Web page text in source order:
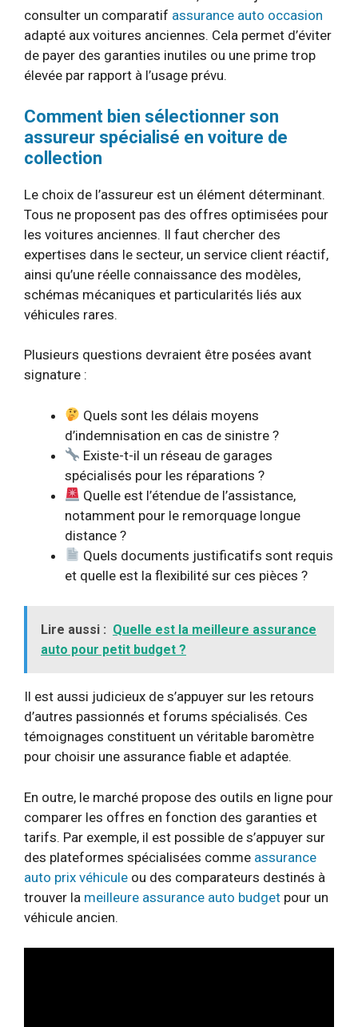
consulter un comparatif assurance auto occasion
adapté aux voitures anciennes. Cela permet d’éviter
de payer des garanties inutiles ou une prime trop
élevée par rapport à l’usage prévu.
Comment bien sélectionner son
assureur spécialisé en voiture de
collection
Le choix de l’assureur est un élément déterminant.
Tous ne proposent pas des offres optimisées pour
les voitures anciennes. Il faut chercher des
expertises dans le secteur, un service client réactif,
ainsi qu’une réelle connaissance des modèles,
schémas mécaniques et particularités liés aux
véhicules rares.
Plusieurs questions devraient être posées avant
signature :
Quels sont les délais moyens
d’indemnisation en cas de sinistre ?
Existe-t-il un réseau de garages
spécialisés pour les réparations ?
Quelle est l’étendue de l’assistance,
notamment pour le remorquage longue
distance ?
Quels documents justificatifs sont requis
et quelle est la flexibilité sur ces pièces ?
Lire aussi : Quelle est la meilleure assurance
auto pour petit budget ?
Il est aussi judicieux de s’appuyer sur les retours
d’autres passionnés et forums spécialisés. Ces
témoignages constituent un véritable baromètre
pour choisir une assurance fiable et adaptée.
En outre, le marché propose des outils en ligne pour
comparer les offres en fonction des garanties et
tarifs. Par exemple, il est possible de s’appuyer sur
des plateformes spécialisées comme assurance
auto prix véhicule ou des comparateurs destinés à
trouver la meilleure assurance auto budget pour un
véhicule ancien.